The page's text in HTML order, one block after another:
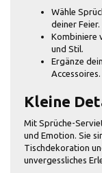
Wähle
deiner Feier.
Kombiniere
und Stil.
Ergänze
Accessoires.
Kleine
Mit Sprüche-
und Emotion. Sie
Tischdekoration
unvergessliches